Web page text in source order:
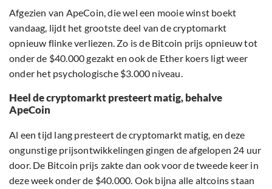
Afgezien van ApeCoin, die wel een mooie winst boekt
vandaag, lijdt het grootste deel van de cryptomarkt
opnieuw flinke verliezen. Zo is de Bitcoin prijs opnieuw tot
onder de $40.000 gezakt en ook de Ether koers ligt weer
onder het psychologische $3.000 niveau.
Heel de cryptomarkt presteert matig, behalve
ApeCoin
Al een tijd lang presteert de cryptomarkt matig, en deze
ongunstige prijsontwikkelingen gingen de afgelopen 24 uur
door. De Bitcoin prijs zakte dan ook voor de tweede keer in
deze week onder de $40.000. Ook bijna alle altcoins staan